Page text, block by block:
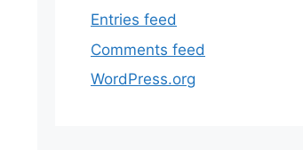
Entries feed
Comments feed
WordPress.org